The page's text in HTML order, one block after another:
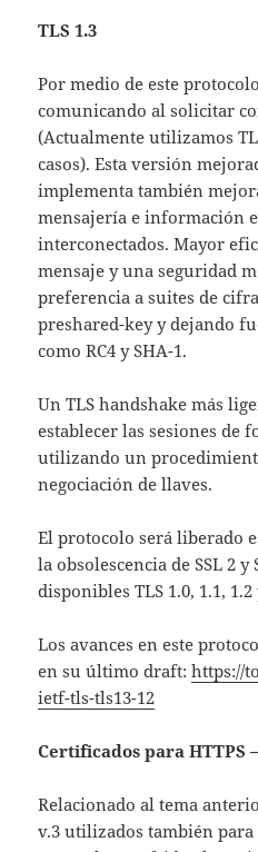
TLS 1.3
Por medio de este
comunicando al solicitar
(Actualmente utilizamos
casos). Esta versión
implementa también
mensajería e información
interconectados. Mayor
mensaje y una seguridad
preferencia a suites de
preshared-key y dejando
como RC4 y SHA-1.
Un TLS handshake más
establecer las sesiones de
utilizando un
negociación de llaves.
El protocolo será liberado
la obsolescencia de SSL 2 y
disponibles TLS 1.0, 1.1, 1.2
Los avances en este
en su último draft:https://
ietf-tls-tls13-12
Certificados para HTTPS
Relacionado al tema
v.3 utilizados también